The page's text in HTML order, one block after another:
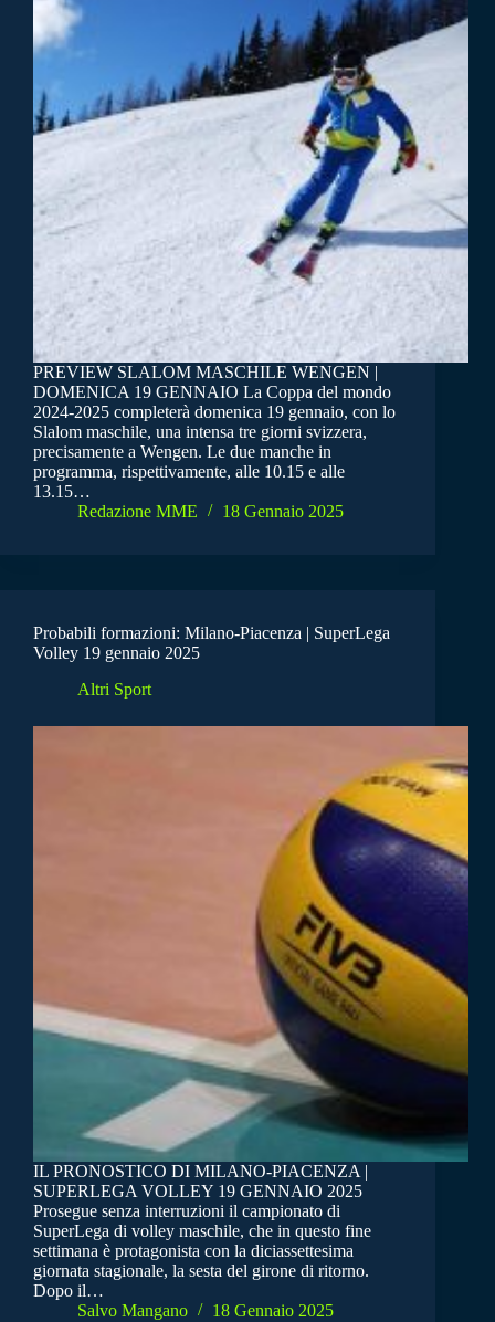
PREVIEW SLALOM MASCHILE WENGEN |
DOMENICA 19 GENNAIO La Coppa del mondo
2024-2025 completerà domenica 19 gennaio, con lo
Slalom maschile, una intensa tre giorni svizzera,
precisamente a Wengen. Le due manche in
programma, rispettivamente, alle 10.15 e alle
13.15…
Redazione MME
18 Gennaio 2025
Probabili formazioni: Milano-Piacenza | SuperLega
Volley 19 gennaio 2025
Altri Sport
IL PRONOSTICO DI MILANO-PIACENZA |
SUPERLEGA VOLLEY 19 GENNAIO 2025
Prosegue senza interruzioni il campionato di
SuperLega di volley maschile, che in questo fine
settimana è protagonista con la diciassettesima
giornata stagionale, la sesta del girone di ritorno.
Dopo il…
Salvo Mangano
18 Gennaio 2025